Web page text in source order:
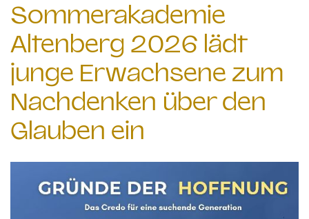
Sommerakademie
Altenberg 2026 lädt
junge Erwachsene zum
Nachdenken über den
Glauben ein